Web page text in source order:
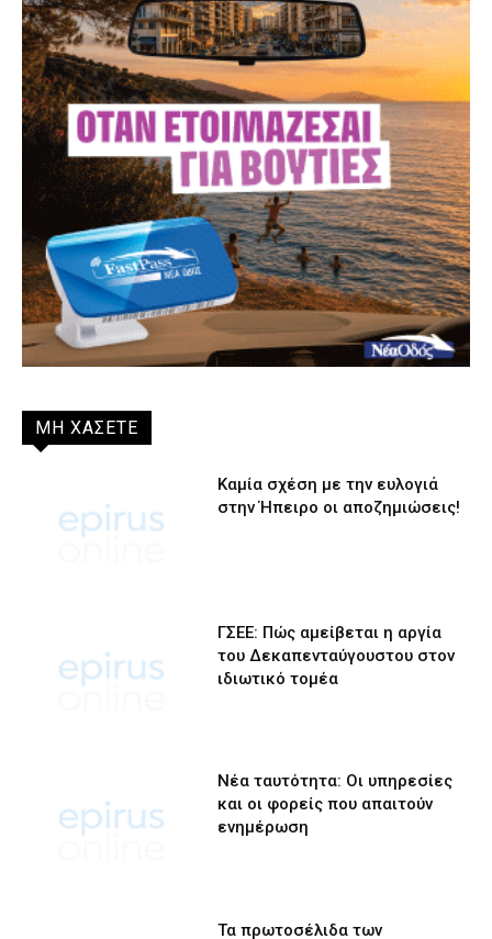
ΜΗ ΧΑΣΕΤΕ
Καμία σχέση με την ευλογιά
στην Ήπειρο οι αποζημιώσεις!
ΓΣΕΕ: Πώς αμείβεται η αργία
του Δεκαπενταύγουστου στον
ιδιωτικό τομέα
Νέα ταυτότητα: Οι υπηρεσίες
και οι φορείς που απαιτούν
ενημέρωση
Τα πρωτοσέλιδα των